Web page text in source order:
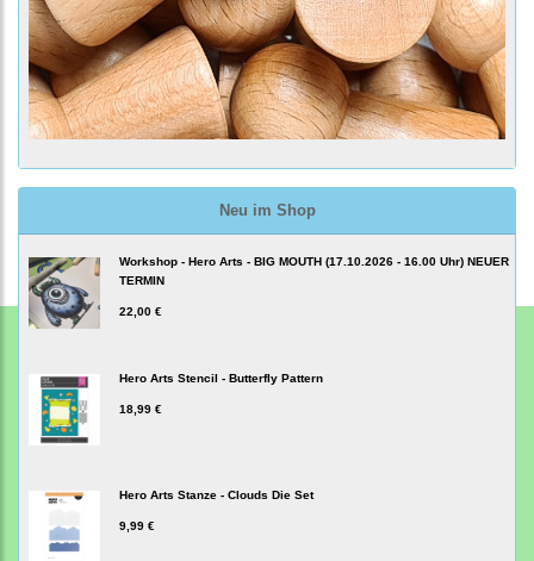
Neu im Shop
Workshop - Hero Arts - BIG MOUTH (17.10.2026 - 16.00 Uhr) NEUER
TERMIN
22,00 €
Hero Arts Stencil - Butterfly Pattern
18,99 €
Hero Arts Stanze - Clouds Die Set
9,99 €